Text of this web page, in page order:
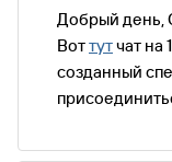
Добрый день,
Воттутчат на
созданный